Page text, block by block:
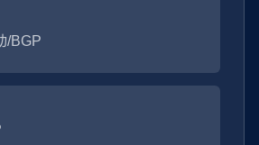
/BGP